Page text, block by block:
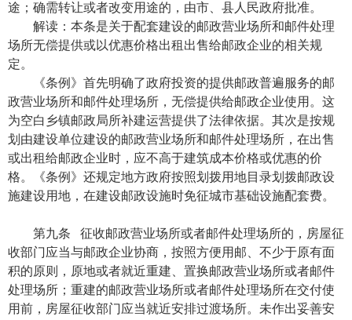
途；确需转让或者改变用途的，由市、县人民政府批准。
解读：本条是关于配套建设的邮政营业场所和邮件处理
场所无偿提供或以优惠价格出租出售给邮政企业的相关规
定。
《条例》首先明确了政府投资的提供邮政普遍服务的邮
政营业场所和邮件处理场所，无偿提供给邮政企业使用。这
为空白乡镇邮政局所补建运营提供了法律依据。其次是按规
划由建设单位建设的邮政营业场所和邮件处理场所，在出售
或出租给邮政企业时，应不高于建筑成本价格或优惠的价
格。《条例》还规定地方政府按照划拨用地目录划拨邮政设
施建设用地，在建设邮政设施时免征城市基础设施配套费。
第九条 征收邮政营业场所或者邮件处理场所的，房屋征
收部门应当与邮政企业协商，按照方便用邮、不少于原有面
积的原则，原地或者就近重建、置换邮政营业场所或者邮件
处理场所；重建的邮政营业场所或者邮件处理场所在交付使
用前，房屋征收部门应当就近安排过渡场所。未作出妥善安